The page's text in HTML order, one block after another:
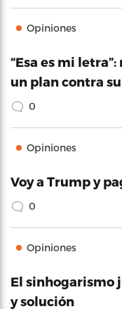
Opiniones
“Esa es mi
un plan contra
0
Opiniones
Voy a Trump y
0
Opiniones
El sinhogarismo
y solución